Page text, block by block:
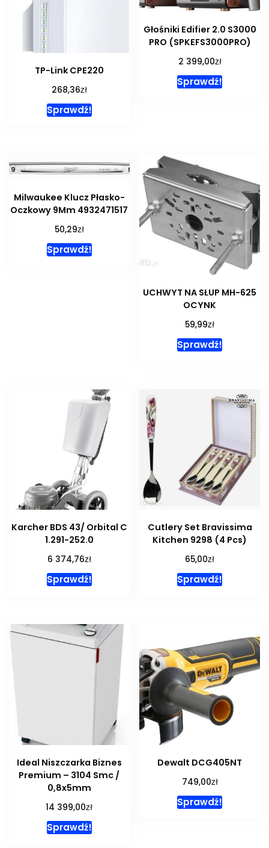
TP-Link CPE220
268,36zł
Sprawdź!
Głośniki Edifier 2.0 S3000
PRO (SPKEFS3000PRO)
2 399,00zł
Sprawdź!
Milwaukee Klucz Płasko-
Oczkowy 9Mm 4932471517
50,29zł
Sprawdź!
UCHWYT NA SŁUP MH-625
OCYNK
59,99zł
Sprawdź!
Karcher BDS 43/ Orbital C
1.291-252.0
6 374,76zł
Sprawdź!
Cutlery Set Bravissima
Kitchen 9298 (4 Pcs)
65,00zł
Sprawdź!
Ideal Niszczarka Biznes
Premium – 3104 Smc /
0,8x5mm
14 399,00zł
Sprawdź!
Dewalt DCG405NT
749,00zł
Sprawdź!